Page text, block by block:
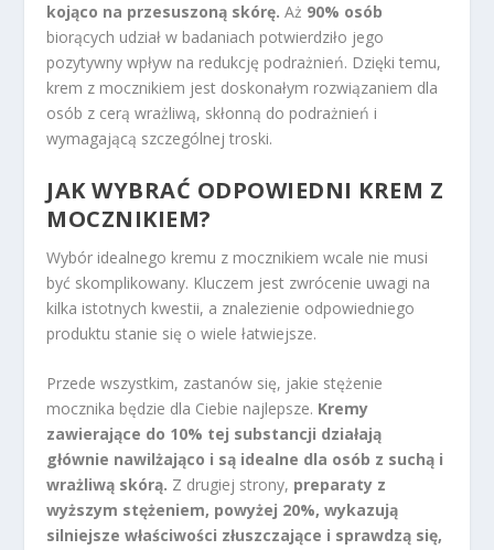
kojąco na przesuszoną skórę. Aż 90% osób
biorących udział w badaniach potwierdziło jego
pozytywny wpływ na redukcję podrażnień. Dzięki temu,
krem z mocznikiem jest doskonałym rozwiązaniem dla
osób z cerą wrażliwą, skłonną do podrażnień i
wymagającą szczególnej troski.
JAK WYBRAĆ ODPOWIEDNI KREM Z
MOCZNIKIEM?
Wybór idealnego kremu z mocznikiem wcale nie musi
być skomplikowany. Kluczem jest zwrócenie uwagi na
kilka istotnych kwestii, a znalezienie odpowiedniego
produktu stanie się o wiele łatwiejsze.
Przede wszystkim, zastanów się, jakie stężenie
mocznika będzie dla Ciebie najlepsze. Kremy
zawierające do 10% tej substancji działają
głównie nawilżająco i są idealne dla osób z suchą i
wrażliwą skórą. Z drugiej strony, preparaty z
wyższym stężeniem, powyżej 20%, wykazują
silniejsze właściwości złuszczające i sprawdzą się,